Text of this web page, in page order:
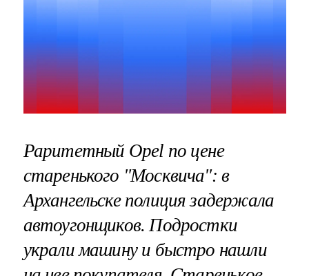
Раритетный Opel по цене
старенького "Москвича": в
Архангельске полиция задержала
автоугонщиков. Подростки
украли машину и быстро нашли